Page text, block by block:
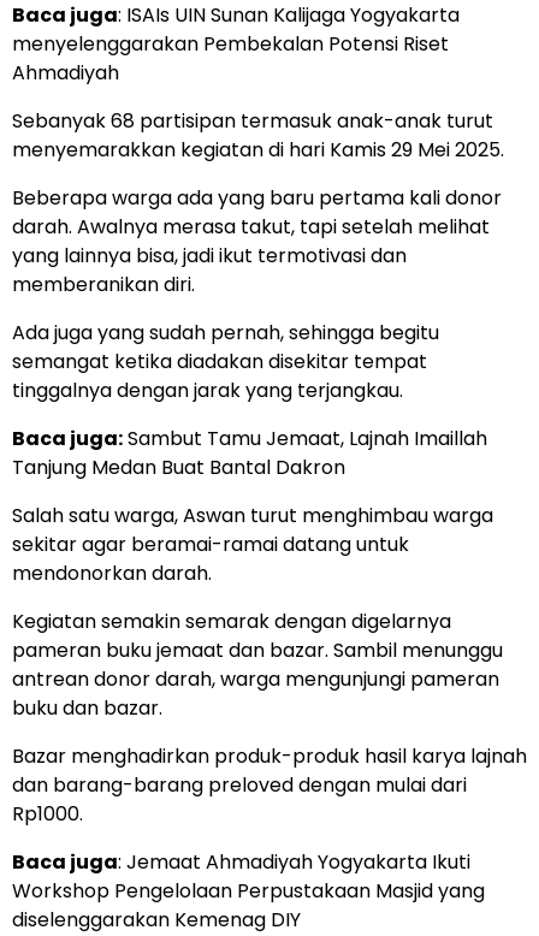
Baca juga: ISAIs UIN Sunan Kalijaga Yogyakarta
menyelenggarakan Pembekalan Potensi Riset
Ahmadiyah
Sebanyak 68 partisipan termasuk anak-anak turut
menyemarakkan kegiatan di hari Kamis 29 Mei 2025.
Beberapa warga ada yang baru pertama kali donor
darah. Awalnya merasa takut, tapi setelah melihat
yang lainnya bisa, jadi ikut termotivasi dan
memberanikan diri.
Ada juga yang sudah pernah, sehingga begitu
semangat ketika diadakan disekitar tempat
tinggalnya dengan jarak yang terjangkau.
Baca juga:Sambut Tamu Jemaat, Lajnah Imaillah
Tanjung Medan Buat Bantal Dakron
Salah satu warga, Aswan turut menghimbau warga
sekitar agar beramai-ramai datang untuk
mendonorkan darah.
Kegiatan semakin semarak dengan digelarnya
pameran buku jemaat dan bazar. Sambil menunggu
antrean donor darah, warga mengunjungi pameran
buku dan bazar.
Bazar menghadirkan produk-produk hasil karya lajnah
dan barang-barang preloved dengan mulai dari
Rp1000.
Baca juga: Jemaat Ahmadiyah Yogyakarta Ikuti
Workshop Pengelolaan Perpustakaan Masjid yang
diselenggarakan Kemenag DIY